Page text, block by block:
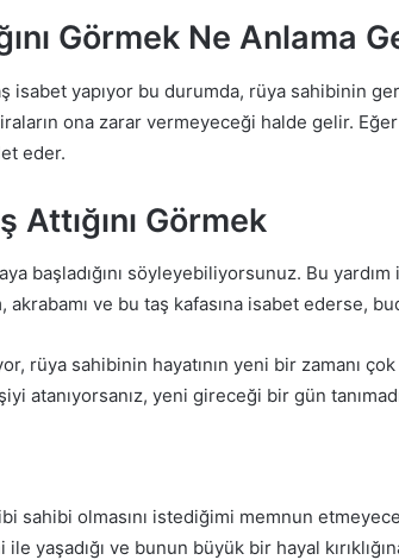
Görmek Ne Anlama
isabet yapıyor bu durumda, rüya sahibinin
ona zarar vermeyeceği halde gelir.
eder.
Görmek
başladığını söyleyebiliyorsunuz. Bu
ve bu taş kafasına isabet ederse,
rüya sahibinin hayatının yeni bir zamanı
atanıyorsanız, yeni gireceği bir gün
sahibi olmasını istediğimi memnun
yaşadığı ve bunun büyük bir hayal